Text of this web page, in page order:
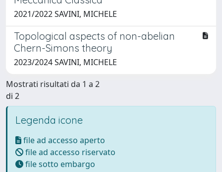
2021/2022 SAVINI, MICHELE
Topological aspects of non-abelian
Chern-Simons theory
2023/2024 SAVINI, MICHELE
Mostrati risultati da 1 a 2
di 2
Legenda icone
file ad accesso aperto
file ad accesso riservato
file sotto embargo